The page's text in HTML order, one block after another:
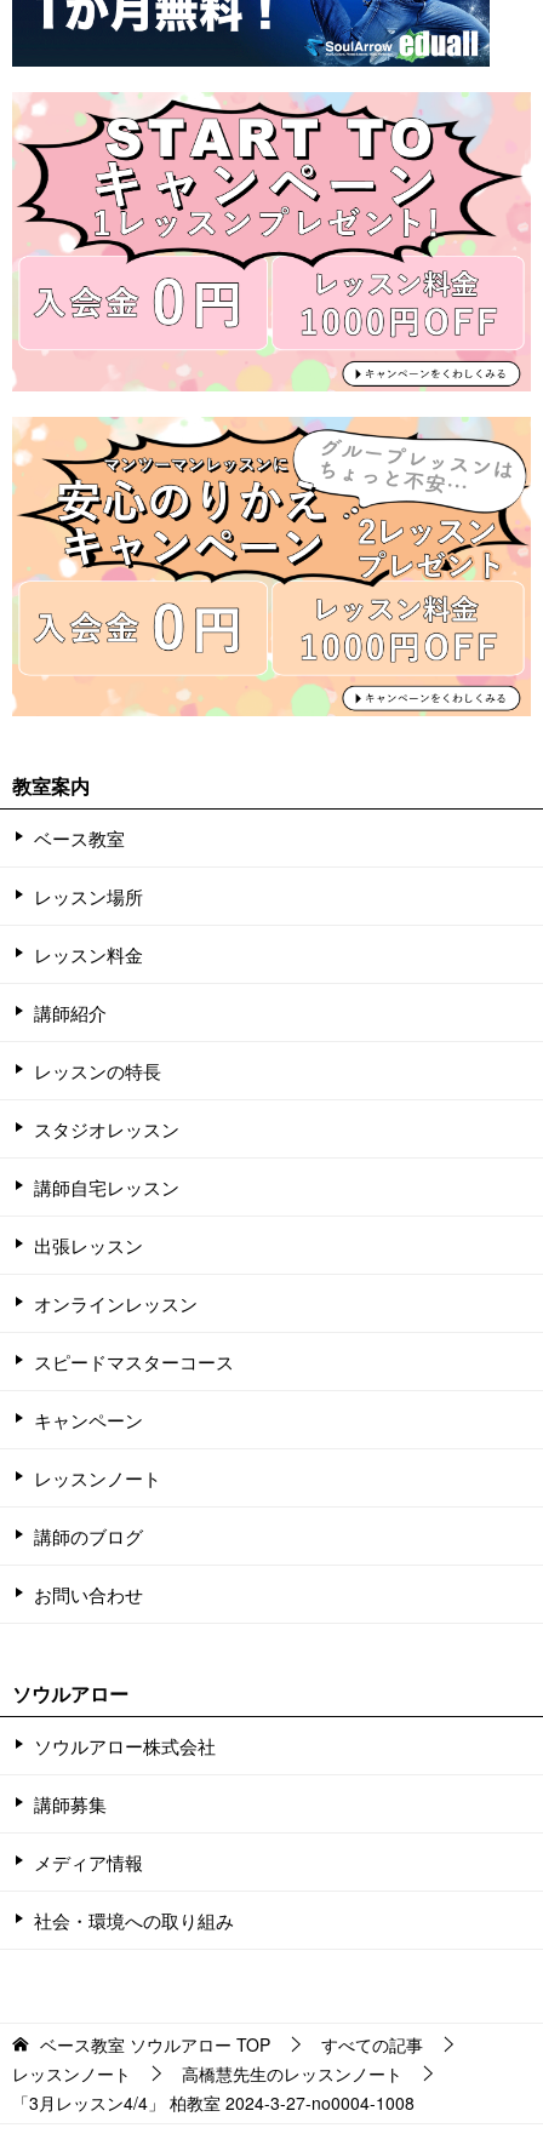
教室案内
ベース教室
レッスン場所
レッスン料金
講師紹介
レッスンの特長
スタジオレッスン
講師自宅レッスン
出張レッスン
オンラインレッスン
スピードマスターコース
キャンペーン
レッスンノート
講師のブログ
お問い合わせ
ソウルアロー
ソウルアロー株式会社
講師募集
メディア情報
社会・環境への取り組み
ベース教室 ソウルアロー TOP
すべての記事
レッスンノート
高橋慧先生のレッスンノート
「3月レッスン4/4」 柏教室 2024-3-27-no0004-1008